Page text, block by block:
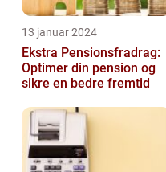
13 januar 2024
Ekstra Pensionsfradrag:
Optimer din pension og
sikre en bedre fremtid